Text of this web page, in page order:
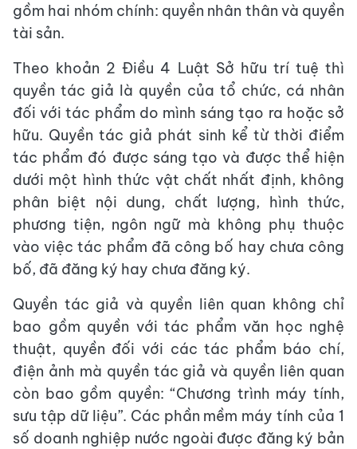
gồm hai nhóm chính: quyền nhân thân và quyền
tài sản.
Theo khoản 2 Điều 4 Luật Sở hữu trí tuệ thì
quyền tác giả là quyền của tổ chức, cá nhân
đối với tác phẩm do mình sáng tạo ra hoặc sở
hữu. Quyền tác giả phát sinh kể từ thời điểm
tác phẩm đó được sáng tạo và được thể hiện
dưới một hình thức vật chất nhất định, không
phân biệt nội dung, chất lượng, hình thức,
phương tiện, ngôn ngữ mà không phụ thuộc
vào việc tác phẩm đã công bố hay chưa công
bố, đã đăng ký hay chưa đăng ký.
Quyền tác giả và quyền liên quan không chỉ
bao gồm quyền với tác phẩm văn học nghệ
thuật, quyền đối với các tác phẩm báo chí,
điện ảnh mà quyền tác giả và quyền liên quan
còn bao gồm quyền: “Chương trình máy tính,
sưu tập dữ liệu”. Các phần mềm máy tính của 1
số doanh nghiệp nước ngoài được đăng ký bản